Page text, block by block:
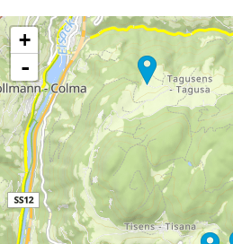
+
-